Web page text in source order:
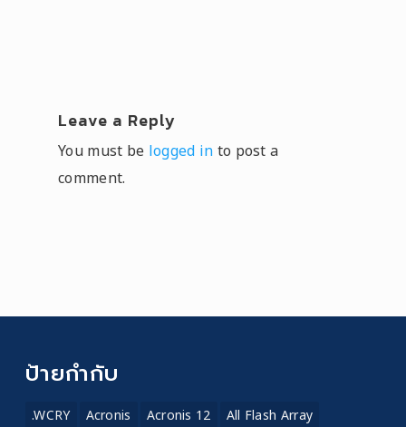
Leave a Reply
You must be logged in to post a
comment.
ป้ายกำกับ
.WCRY Acronis Acronis 12
All Flash Array